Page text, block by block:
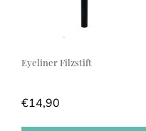
Eyeliner Filzstift
€14,90